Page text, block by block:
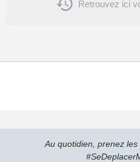
Retrouvez ici
Au quotidien, prenez